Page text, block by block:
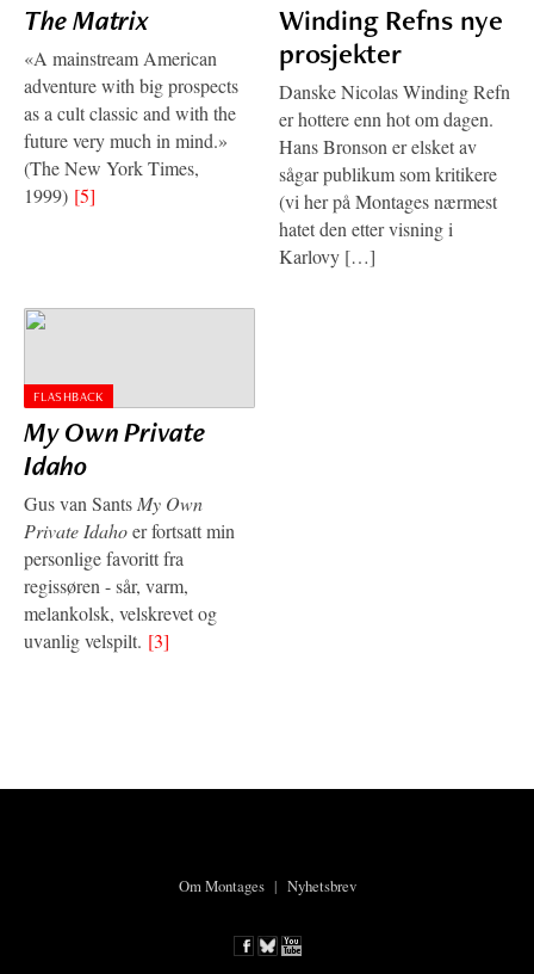
The Matrix
«A mainstream American
adventure with big prospects
as a cult classic and with the
future very much in mind.»
(The New York Times,
1999) [5]
Winding Refns nye
prosjekter
Danske Nicolas Winding Refn
er hottere enn hot om dagen.
Hans Bronson er elsket av
sågar publikum som kritikere
(vi her på Montages nærmest
hatet den etter visning i
Karlovy […]
FLASHBACK
My Own Private
Idaho
Gus van Sants My Own
Private Idahoer fortsatt min
personlige favoritt fra
regissøren - sår, varm,
melankolsk, velskrevet og
uvanlig velspilt. [3]
Om Montages| Nyhetsbrev